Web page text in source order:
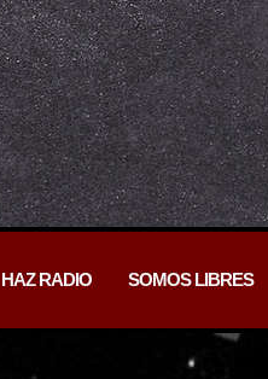
HAZ RADIO SOMOS LIBRES